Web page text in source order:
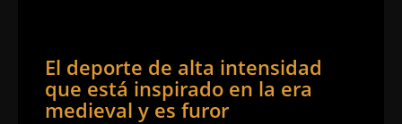
El deporte de alta intensidad
que está inspirado en la era
medieval y es furor